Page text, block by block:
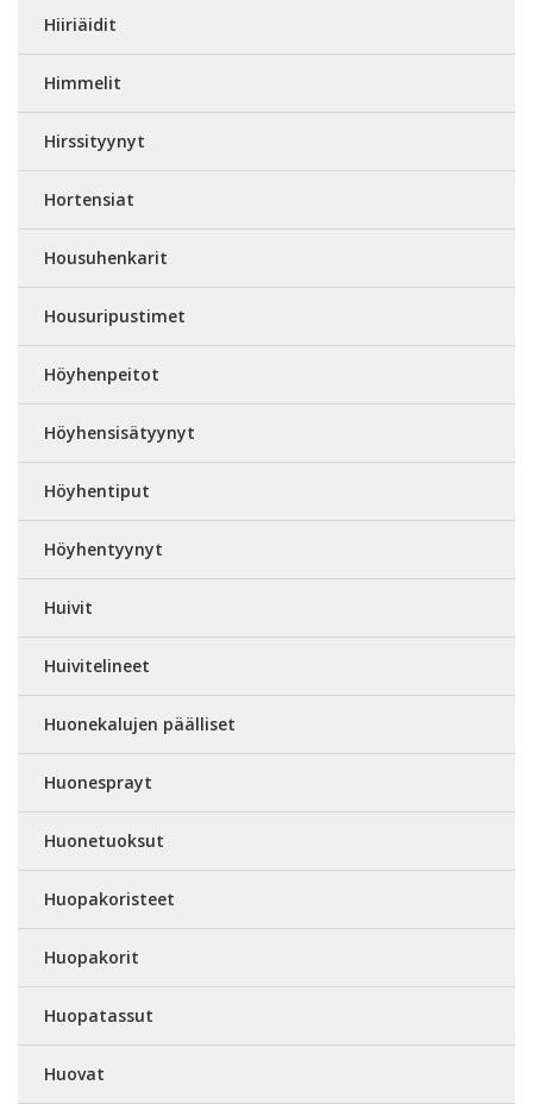
Hiiriäidit
Himmelit
Hirssityynyt
Hortensiat
Housuhenkarit
Housuripustimet
Höyhenpeitot
Höyhensisätyynyt
Höyhentiput
Höyhentyynyt
Huivit
Huivitelineet
Huonekalujen päälliset
Huonesprayt
Huonetuoksut
Huopakoristeet
Huopakorit
Huopatassut
Huovat